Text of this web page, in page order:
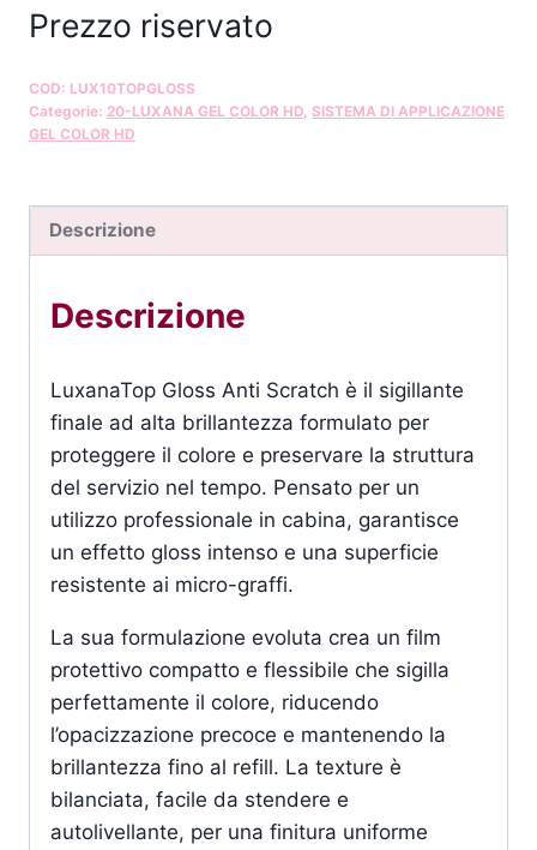
Prezzo riservato
COD: LUX10TOPGLOSS
Categorie: 20-LUXANA GEL COLOR HD SISTEMA DI APPLICAZIONE
GEL COLOR HD
Descrizione
Descrizione
LuxanaTop Gloss Anti Scratch è il sigillante
finale ad alta brillantezza formulato per
proteggere il colore e preservare la struttura
del servizio nel tempo. Pensato per un
utilizzo professionale in cabina, garantisce
un effetto gloss intenso e una superficie
resistente ai micro-graffi.
La sua formulazione evoluta crea un film
protettivo compatto e flessibile che sigilla
perfettamente il colore, riducendo
l’opacizzazione precoce e mantenendo la
brillantezza fino al refill. La texture è
bilanciata, facile da stendere e
autolivellante, per una finitura uniforme